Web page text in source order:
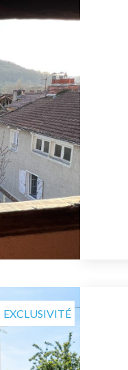
EXCLUSIVITÉ